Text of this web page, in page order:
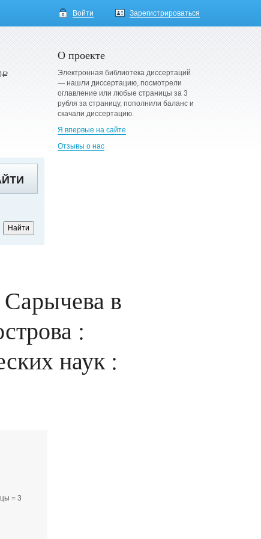
Войти Зарегистрироваться
a
О проекте
Электронная библиотека диссертаций
— нашли диссертацию, посмотрели
оглавление или любые страницы за 3
рубля за страницу, пополнили баланс и
скачали диссертацию.
Я впервые на сайте
Отзывы о нас
в
:
наук :
= 3